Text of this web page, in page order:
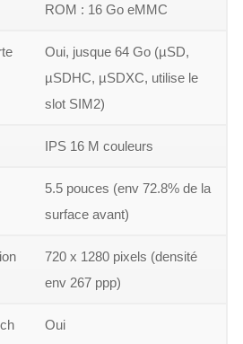
ROM : 16 Go eMMC
Oui, jusque 64 Go (µSD,
µSDHC, µSDXC, utilise le
slot SIM2)
IPS 16 M couleurs
5.5 pouces (env 72.8% de la
surface avant)
720 x 1280 pixels (densité
env 267 ppp)
Oui